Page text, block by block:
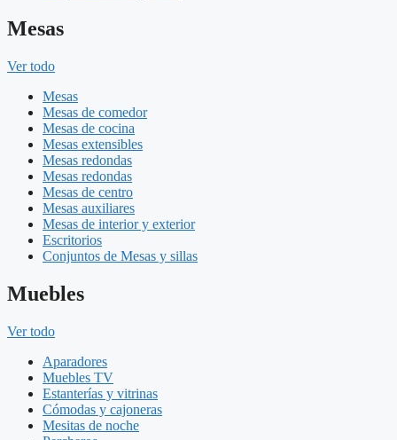
Mesas
Ver todo
Mesas
Mesas de comedor
Mesas de cocina
Mesas extensibles
Mesas redondas
Mesas redondas
Mesas de centro
Mesas auxiliares
Mesas de interior y exterior
Escritorios
Conjuntos de Mesas y sillas
Muebles
Ver todo
Aparadores
Muebles TV
Estanterías y vitrinas
Cómodas y cajoneras
Mesitas de noche